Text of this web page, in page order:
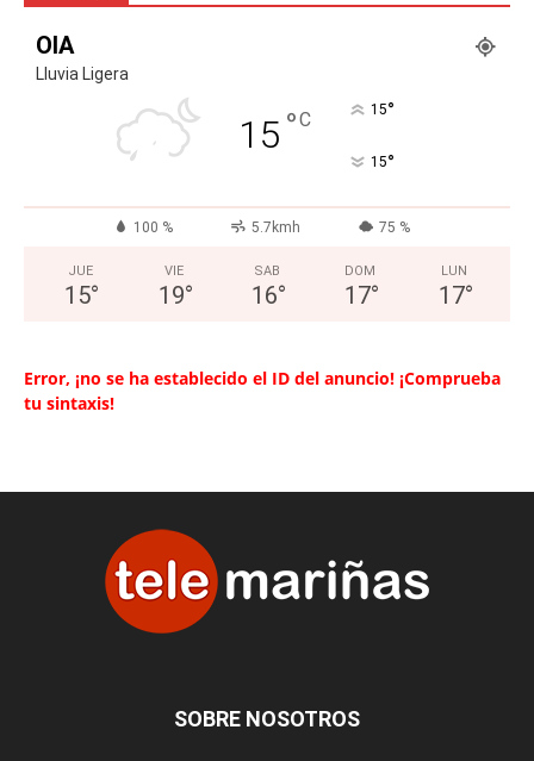
OIA
Lluvia Ligera
15 °C 15°
15°
100 % 5.7kmh 75 %
JUE
15°
VIE
19°
SAB
16°
DOM
17°
LUN
17°
Error, ¡no se ha establecido el ID del anuncio! ¡Comprueba
tu sintaxis!
SOBRE NOSOTROS